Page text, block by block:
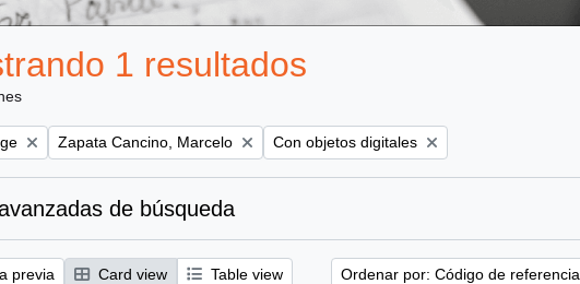
1 resultados
Remove filter:
Zapata Cancino, Marcelo Remove filter:
Con objetos digitales
de búsqueda
previa Card view Table view Ordenar por: Código de referencia